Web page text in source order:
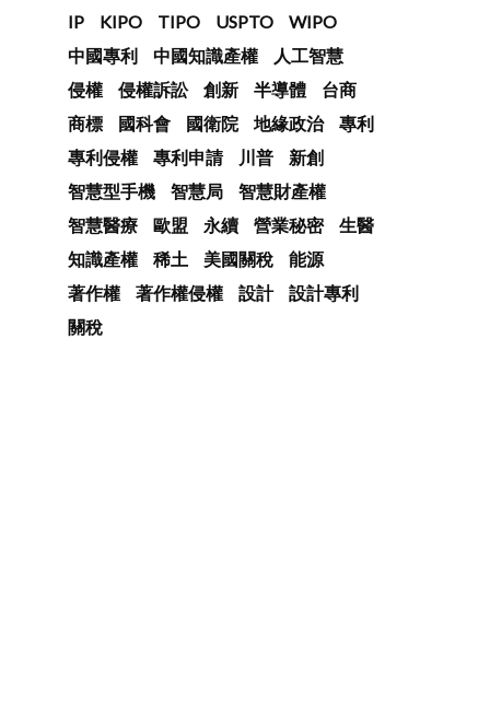
IP
KIPO TIPO USPTO
WIPO
中國專利
中國知識產權
人工智慧
侵權
侵權訴訟 創新 半導體
台商
商標
國科會 國衛院 地緣政治
專利
專利侵權
專利申請 川普
新創
智慧型手機
智慧局
智慧財產權
智慧醫療
歐盟 永續 營業秘密
生醫
知識產權
稀土 美國關稅
能源
著作權
著作權侵權 設計
設計專利
關稅